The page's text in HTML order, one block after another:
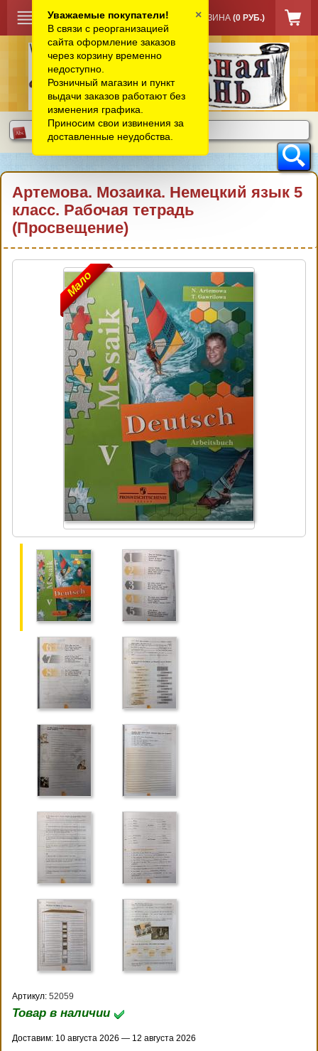
КОРЗИНА (0 РУБ.)
Артемова. Мозаика. Немецкий язык 5
класс. Рабочая тетрадь
(Просвещение)
Мало
Артикул: 52059
Товар в наличии
Доставим: 10 августа 2026 — 12 августа 2026
Уважаемые покупатели!
В связи с реорганизацией
сайта оформление заказов
через корзину временно
недоступно.
Розничный магазин и пункт
выдачи заказов работают без
изменения графика.
Приносим свои извинения за
доставленные неудобства.
×